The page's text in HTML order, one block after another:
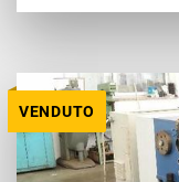
VENDUTO